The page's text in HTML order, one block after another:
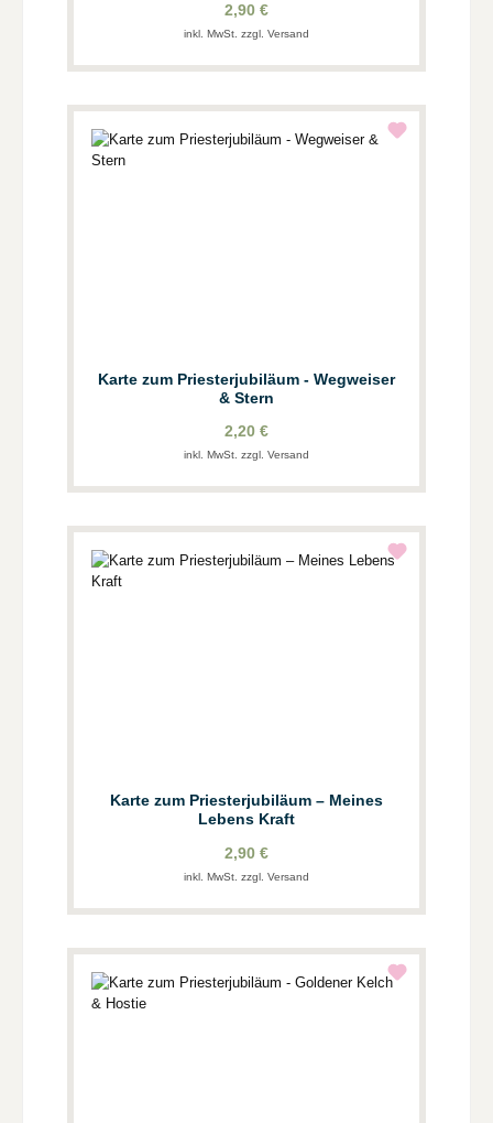
2,90 €
inkl. MwSt. zzgl. Versand
Karte zum Priesterjubiläum - Wegweiser
& Stern
2,20 €
inkl. MwSt. zzgl. Versand
Karte zum Priesterjubiläum – Meines
Lebens Kraft
2,90 €
inkl. MwSt. zzgl. Versand